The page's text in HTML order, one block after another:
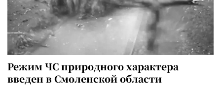
Режим ЧС природного характера
введен в Смоленской области